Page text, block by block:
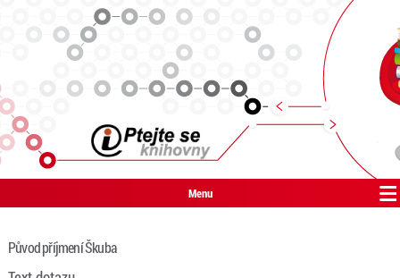
Menu
Původ příjmení Škuba